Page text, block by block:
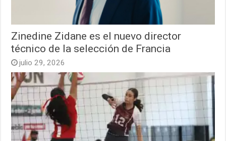
Zinedine Zidane es el nuevo director
técnico de la selección de Francia
julio 29, 2026